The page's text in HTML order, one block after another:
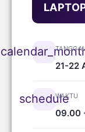
21-22
schedule
WAKTU
09.00